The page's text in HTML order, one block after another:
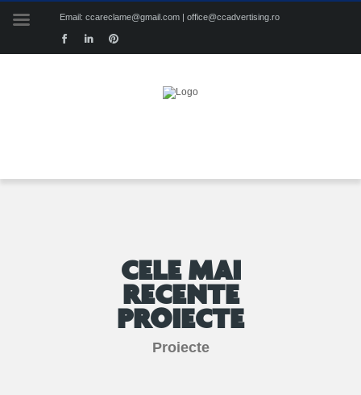
Email: ccareclame@gmail.com | office@ccadvertising.ro
CELE MAI
RECENTE
PROIECTE
Proiecte